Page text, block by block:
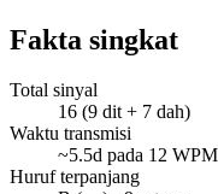
Fakta singkat
Total sinyal
16 (9 dit + 7 dah)
Waktu transmisi
~5.5d pada 12
Huruf terpanjang